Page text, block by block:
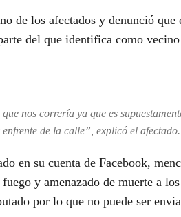
de los afectados y denunció que
del que identifica como
nos correría ya que es
de la calle”, explicó el afectado.
en su cuenta de Facebook,
y amenazado de muerte a
por lo que no puede ser